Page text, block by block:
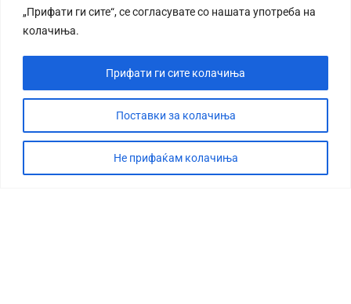
„Прифати ги сите“, се согласувате со нашата употреба на
колачиња.
Поставки за колачиња
Не прифаќам колачиња
Прифати ги сите колачиња